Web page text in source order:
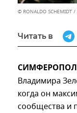
© RONALDO SCHEMIDT /
Читать в
Владимира
когда он
сообщества и